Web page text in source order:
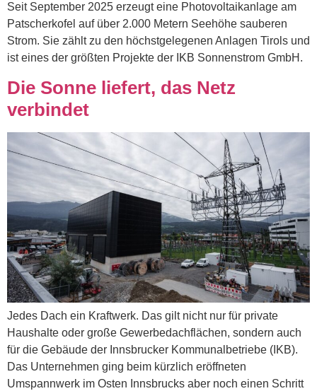
Seit September 2025 erzeugt eine Photovoltaikanlage am
Patscherkofel auf über 2.000 Metern Seehöhe sauberen
Strom. Sie zählt zu den höchstgelegenen Anlagen Tirols und
ist eines der größten Projekte der IKB Sonnenstrom GmbH.
Die Sonne liefert, das Netz
verbindet
Jedes Dach ein Kraftwerk. Das gilt nicht nur für private
Haushalte oder große Gewerbedachflächen, sondern auch
für die Gebäude der Innsbrucker Kommunalbetriebe (IKB).
Das Unternehmen ging beim kürzlich eröffneten
Umspannwerk im Osten Innsbrucks aber noch einen Schritt